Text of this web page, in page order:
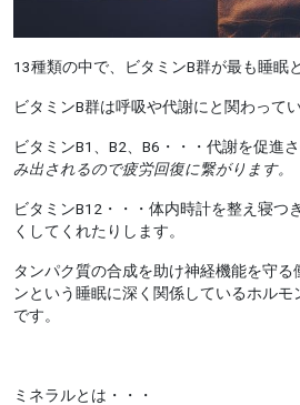
13種類の中で、ビタミンB群が最も睡眠
ビタミンB群は呼吸や代謝にと関わってい
ビタミンB1、B2、B6・・・代謝を促進
み出されるので疲労回復に繋がります。
ビタミンB12・・・体内時計を整え寝つ
くしてくれたりします。
タンパク質の合成を助け神経機能を守る
ンという睡眠に深く関係しているホル
です。
ミネラルとは・・・